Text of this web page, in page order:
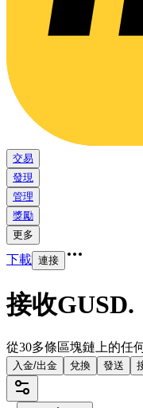
交易
發現
管理
獎勵
更多
下載 連接
接收GUSD.
從30多條區塊鏈上的任
入金/出金 兌換 發送